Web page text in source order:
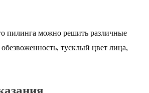
пилинга можно решить различные
тусклый цвет лица,